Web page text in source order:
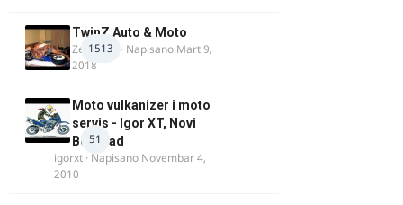
1513
TwinZ Auto & Moto
Zeljkamp · Napisano Mart 9,
2018
51
Moto vulkanizer i moto
servis - Igor XT, Novi
Beograd
igorxt · Napisano Novembar 4,
2010